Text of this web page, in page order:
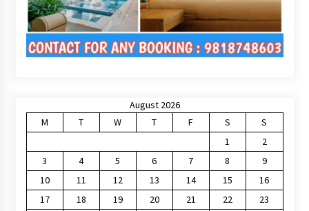
August 2026
M
T W T F S
S
1
2
3
4 5 6 7 8
9
10
11 12 13 14 15
16
17
18 19 20 21 22
23